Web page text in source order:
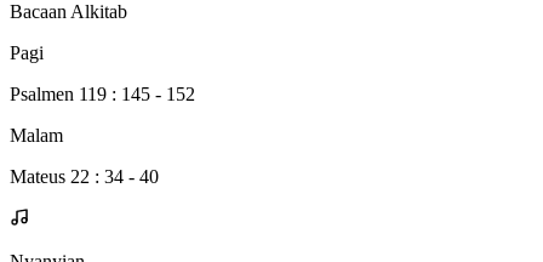
Bacaan Alkitab
Pagi
Psalmen 119 : 145 - 152
Malam
Mateus 22 : 34 - 40